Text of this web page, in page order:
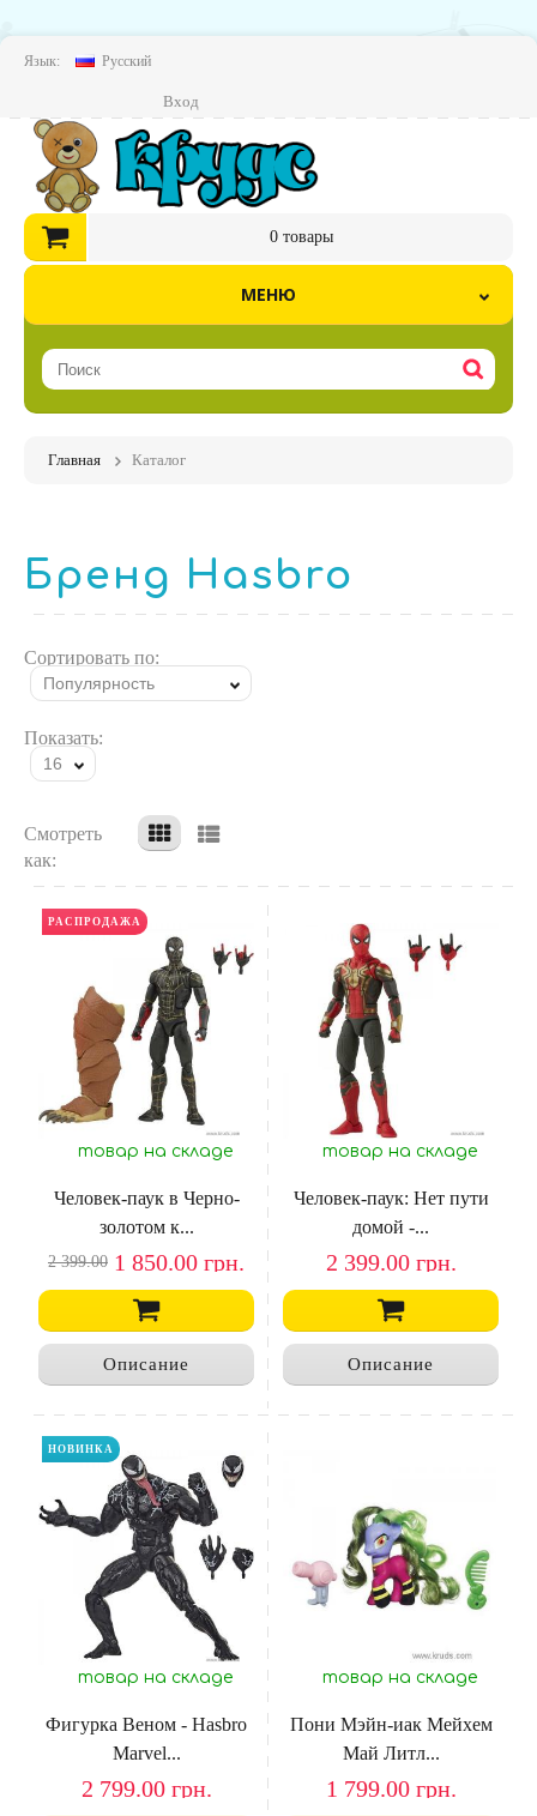
Язык: Русский
Вход
0товары
МЕНЮ
Главная Каталог
Бренд Hasbro
Сортировать по:
Популярность
Показать:
16
Смотреть
как:
РАСПРОДАЖА
товар на складе
Человек-паук в Черно-
золотом к...
2 399.00 1 850.00 грн.
Описание
товар на складе
Человек-паук: Нет пути
домой -...
2 399.00 грн.
Описание
НОВИНКА
товар на складе
Фигурка Веном - Hasbro
Marvel...
2 799.00 грн.
товар на складе
Пони Мэйн-иак Мейхем
Май Литл...
1 799.00 грн.